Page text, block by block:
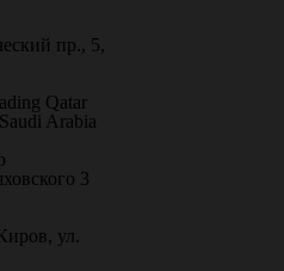
пр., 5,
Qatar
Arabia
3
ул.